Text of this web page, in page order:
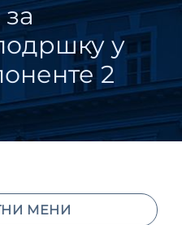
у
2
МЕНИ